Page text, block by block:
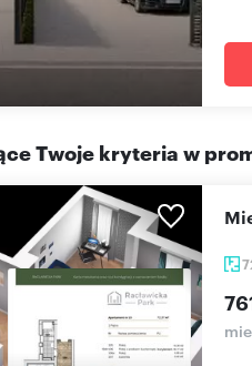
Twoje kryteria w